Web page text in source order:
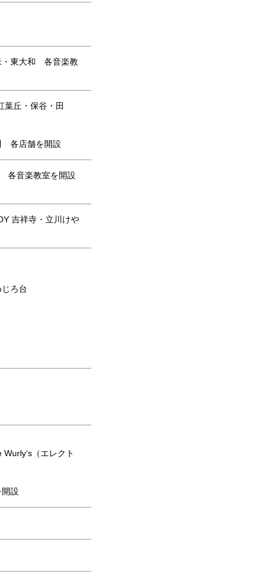
・東大和 各音楽教
葉丘・保谷・田
各店舗を開設
各音楽教室を開設
吉祥寺・立川けや
ろ台
（エレクト
設